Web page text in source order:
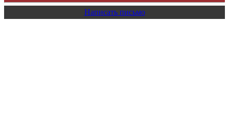
Написать письмо